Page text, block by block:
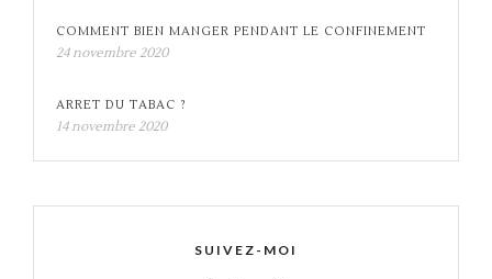
COMMENT BIEN MANGER PENDANT LE CONFINEMENT
24 novembre 2020
ARRET DU TABAC ?
14 novembre 2020
SUIVEZ-MOI